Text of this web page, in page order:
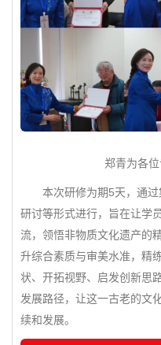
郑青为各
本次研修为期5天，通
研讨等形式进行，旨在让学
流，领悟非物质文化遗产的
升综合素质与审美水准，精
状、开拓视野、启发创新思
发展路径，让这一古老的文
续和发展。